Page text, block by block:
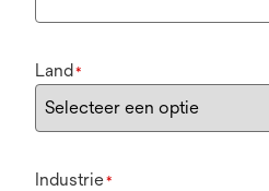
Land*
Industrie*